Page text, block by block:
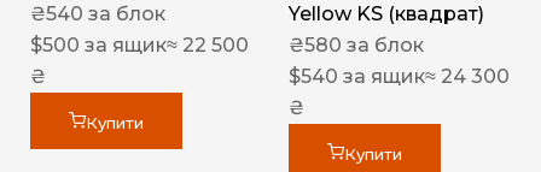
₴540 за блок
$500 за ящик≈ 22 500
₴
Купити
Yellow KS (квадрат)
₴580 за блок
$540 за ящик≈ 24 300
₴
Купити